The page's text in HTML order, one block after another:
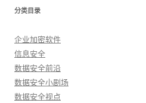
分类目录
企业加密软件
信息安全
数据安全前沿
数据安全小剧场
数据安全视点